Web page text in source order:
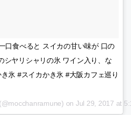
口食べると スイカの甘い味が 口の
シヤリシャリの氷 ワイン入り、な
氷 #スイカかき氷 #大阪カフェ巡り
on Jul 29, 2017 at